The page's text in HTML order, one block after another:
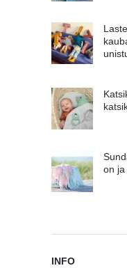
on ja
INFO